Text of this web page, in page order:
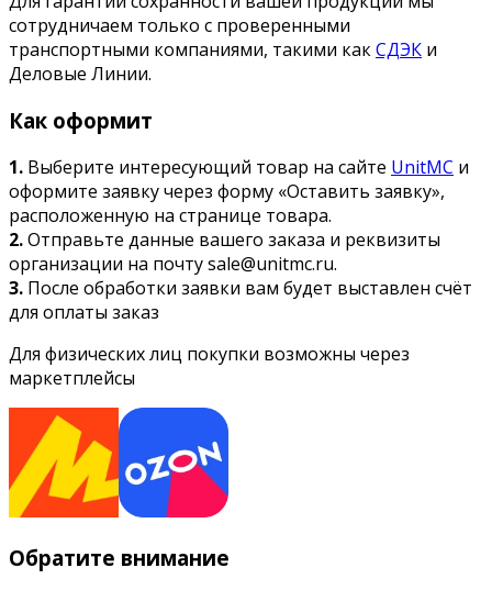
сотрудничаем только с проверенными
транспортными компаниями, такими какСДЭК и
Деловые Линии.
Как оформит
1. Выберите интересующий товар на сайте UnitMC и
оформите заявку через форму «Оставить заявку»,
расположенную на странице товара.
2.Отправьте данные вашего заказа и реквизиты
организации на почту sale@unitmc.ru.
3. После обработки заявки вам будет выставлен счёт
для оплаты заказ
Для физических лиц покупки возможны через
маркетплейсы
Обратите внимание